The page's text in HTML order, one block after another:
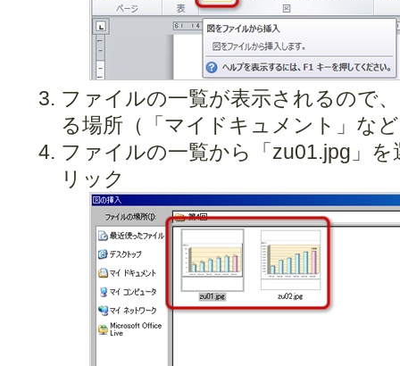
ファイルの一覧が表示されるので
る場所（「マイドキュメント」な
ファイルの一覧から「zu01.jpg」
リック